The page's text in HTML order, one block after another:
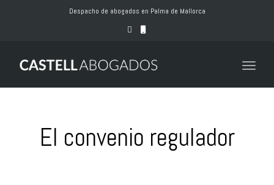
Despacho de abogados en Palma de Mallorca
Toggle
El convenio regulador